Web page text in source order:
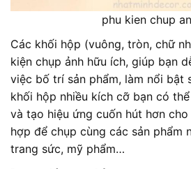
phu kien chup
Các khối hộp (vuông, tròn, chữ
kiện chụp ảnh hữu ích, giúp bạn
việc bố trí sản phẩm, làm nổi bật
khối hộp nhiều kích cỡ bạn có
và tạo hiệu ứng cuốn hút hơn
hợp để chụp cùng các sản phẩm
trang sức, mỹ phẩm…